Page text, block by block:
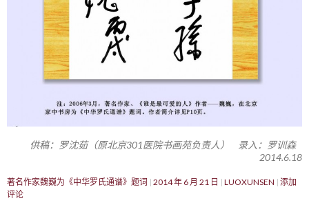
供稿：罗沈茹（原北京301医院书画苑负责人） 录入：罗训森
2014.6.18
著名作家魏巍为《中华罗氏通谱》题词 2014 年 6 月 21 日 LUOXUNSEN 添加
评论